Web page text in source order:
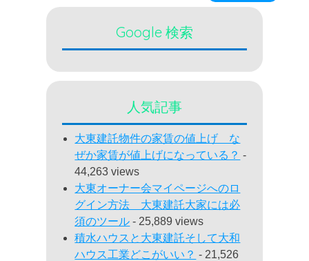
Google 検索
人気記事
大東建託物件の家賃の値上げ な
ぜか家賃が値上げになっている？ -
44,263 views
大東オーナー会マイページへのロ
グイン方法 大東建託大家には必
須のツール - 25,889 views
積水ハウスと大東建託そして大和
ハウス工業どこがいい？ - 21,526